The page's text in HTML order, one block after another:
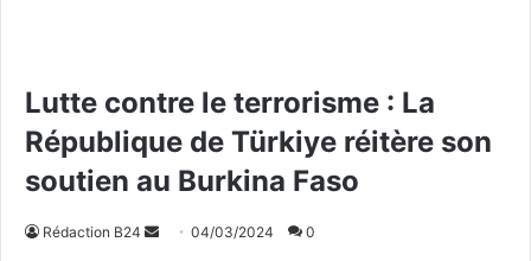
Lutte contre le terrorisme : La
République de Türkiye réitère son
soutien au Burkina Faso
Rédaction B24 04/03/2024 0